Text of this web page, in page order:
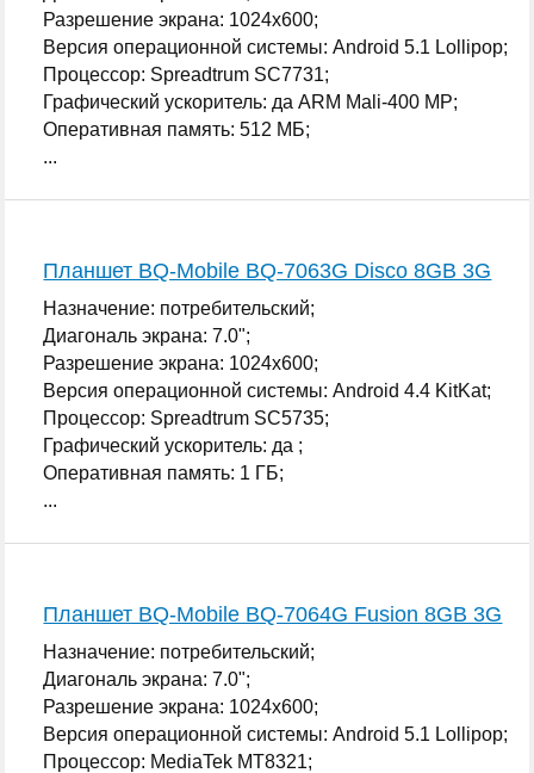
Разрешение экрана: 1024x600;
Версия операционной системы: Android 5.1 Lollipop;
Процессор: Spreadtrum SC7731;
Графический ускоритель: да ARM Mali-400 MP;
Оперативная память: 512 МБ;
...
Планшет BQ-Mobile BQ-7063G Disco 8GB 3G
Назначение: потребительский;
Диагональ экрана: 7.0";
Разрешение экрана: 1024x600;
Версия операционной системы: Android 4.4 KitKat;
Процессор: Spreadtrum SC5735;
Графический ускоритель: да ;
Оперативная память: 1 ГБ;
...
Планшет BQ-Mobile BQ-7064G Fusion 8GB 3G
Назначение: потребительский;
Диагональ экрана: 7.0";
Разрешение экрана: 1024x600;
Версия операционной системы: Android 5.1 Lollipop;
Процессор: MediaTek MT8321;